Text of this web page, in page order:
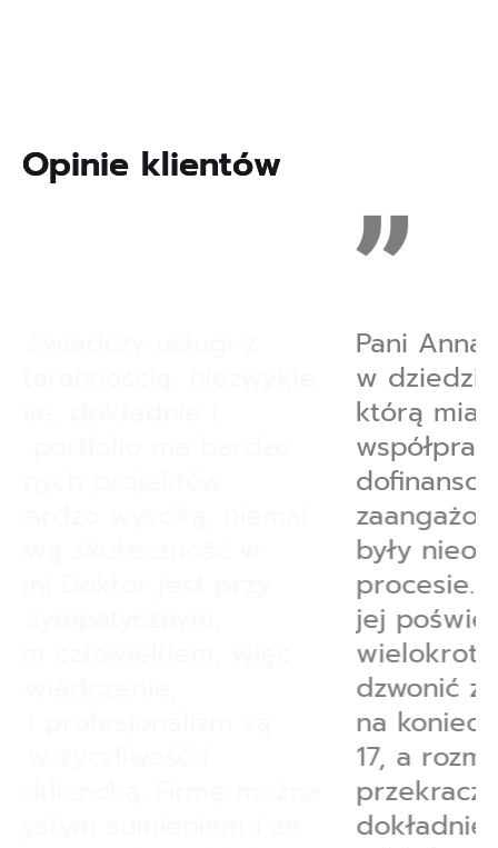
Opinie klientów
Pani Anna to prawdziwa ekspertka
w dziedzinie projektów unijnych, z
którą miałem przyjemność
współpracować nad wnioskiem o
dofinansowanie. Jej profesjonalizm,
zaangażowanie i głęboka wiedza
były nieocenione w całym
procesie. Szczególnie doceniam
wielokrotnie zdarzało mi się
dzwonić z krótkim pytaniem tuż
na koniec dnia pracy, o godzinie
przekraczały godzinę, tak
dokładnie i wnikliwie była